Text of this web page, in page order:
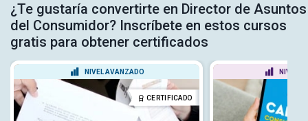
¿Te gustaría convertirte en Director de Asuntos
del Consumidor? Inscríbete en estos cursos
gratis para obtener certificados
NIVEL AVANZADO
CERTIFICADO
NIVEL